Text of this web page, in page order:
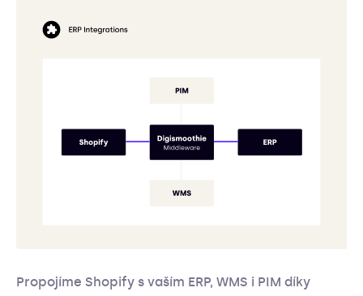
Propojíme Shopify s vaším ERP, WMS i PIM díky